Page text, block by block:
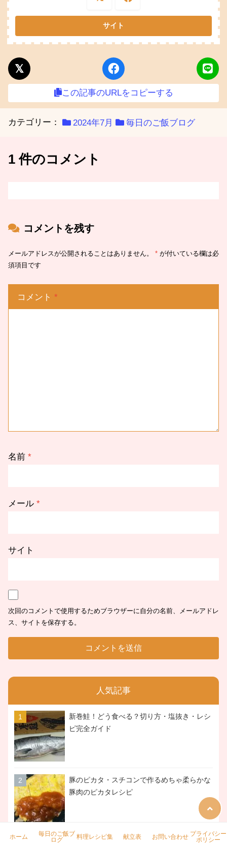
この記事のURLをコピーする
カテゴリー： 2024年7月 毎日のご飯ブログ
1 件のコメント
コメントを残す
メールアドレスが公開されることはありません。 * が付いている欄は必
須項目です
コメント *
名前 *
メール *
サイト
次回のコメントで使用するためブラウザーに自分の名前、メールアドレ
ス、サイトを保存する。
人気記事
新巻鮭！どう食べる？切り方・塩抜き・レシ
ピ完全ガイド
豚のピカタ・スチコンで作るめちゃ柔らかな
豚肉のピカタレシピ
簡単に？大量調理！大根・卵入りとろとろ豚
ホーム
毎日のご飯ブ
ログ
料理レシピ集 献立表 お問い合わせ プライバシー
ポリシー